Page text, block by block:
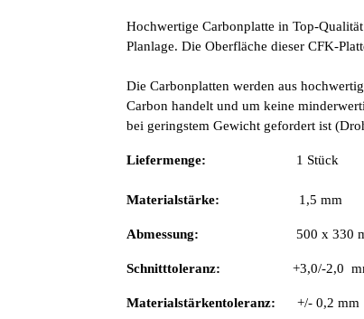
Hochwertige Carbonplatte in Top-
Planlage. Die Oberfläche dieser CFK-
Die Carbonplatten werden aus
Carbon handelt und um keine
bei geringstem Gewicht gefordert ist
Liefermenge: 1 Stück
Materialstärke: 1,5 mm
Abmessung: 500 x 330 mm
Schnitttoleranz: +3,0/-2,0
Materialstärkentoleranz: +/- 0,2 mm